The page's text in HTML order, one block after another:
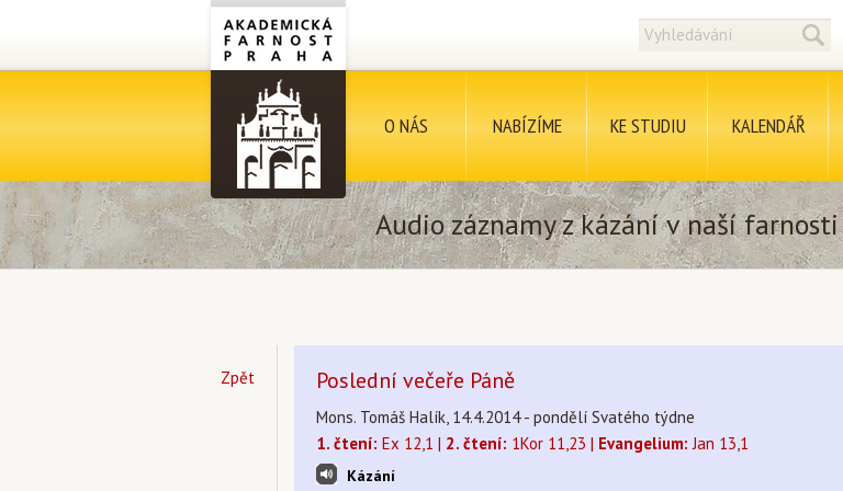
O NÁS NABÍZÍME KE STUDIU KALENDÁŘ
Audio záznamy z kázání v naší farnosti
Zpět Poslední večeře Páně
Mons. Tomáš Halík, 14.4.2014 - pondělí Svatého týdne
1. čtení: Ex 12,1 | 2. čtení: 1Kor 11,23 | Evangelium: Jan 13,1
Kázání